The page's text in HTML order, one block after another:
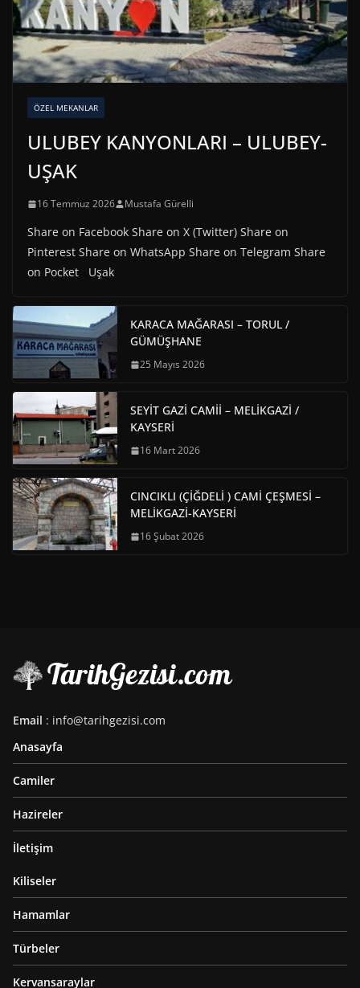
ÖZEL MEKANLAR
ULUBEY KANYONLARI – ULUBEY-
UŞAK
16 Temmuz 2026 Mustafa Gürelli
Share on Facebook Share on X (Twitter) Share on
Pinterest Share on WhatsApp Share on Telegram Share
on Pocket Uşak
KARACA MAĞARASI – TORUL /
GÜMÜŞHANE
25 Mayıs 2026
SEYİT GAZİ CAMİİ – MELİKGAZİ /
KAYSERİ
16 Mart 2026
CINCIKLI (ÇİĞDELİ ) CAMİ ÇEŞMESİ –
MELİKGAZİ-KAYSERİ
16 Şubat 2026
Email : info@tarihgezisi.com
Anasayfa
Camiler
Hazireler
İletişim
Kiliseler
Hamamlar
Türbeler
Kervansaraylar